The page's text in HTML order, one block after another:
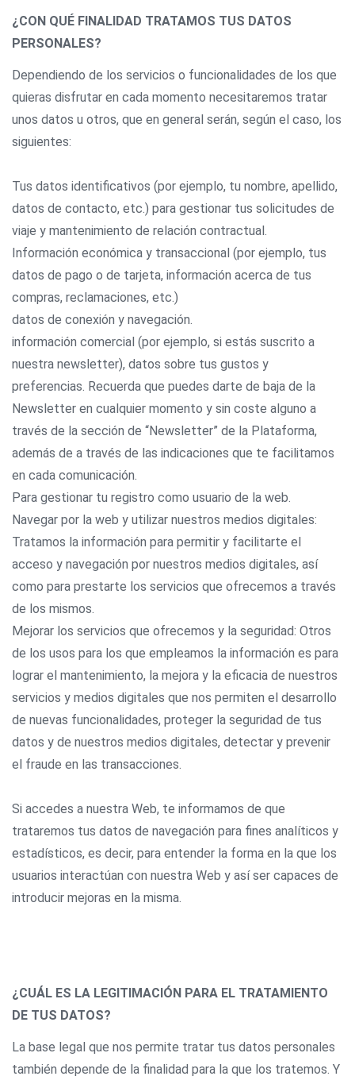
¿CON QUÉ FINALIDAD TRATAMOS TUS DATOS
PERSONALES?
Dependiendo de los servicios o funcionalidades de los que
quieras disfrutar en cada momento necesitaremos tratar
unos datos u otros, que en general serán, según el caso, los
siguientes:
Tus datos identificativos (por ejemplo, tu nombre, apellido,
datos de contacto, etc.) para gestionar tus solicitudes de
viaje y mantenimiento de relación contractual.
Información económica y transaccional (por ejemplo, tus
datos de pago o de tarjeta, información acerca de tus
compras, reclamaciones, etc.)
datos de conexión y navegación.
información comercial (por ejemplo, si estás suscrito a
nuestra newsletter), datos sobre tus gustos y
preferencias. Recuerda que puedes darte de baja de la
Newsletter en cualquier momento y sin coste alguno a
través de la sección de “Newsletter” de la Plataforma,
además de a través de las indicaciones que te facilitamos
en cada comunicación.
Para gestionar tu registro como usuario de la web.
Navegar por la web y utilizar nuestros medios digitales:
Tratamos la información para permitir y facilitarte el
acceso y navegación por nuestros medios digitales, así
como para prestarte los servicios que ofrecemos a través
de los mismos.
Mejorar los servicios que ofrecemos y la seguridad: Otros
de los usos para los que empleamos la información es para
lograr el mantenimiento, la mejora y la eficacia de nuestros
servicios y medios digitales que nos permiten el desarrollo
de nuevas funcionalidades, proteger la seguridad de tus
datos y de nuestros medios digitales, detectar y prevenir
el fraude en las transacciones.
Si accedes a nuestra Web, te informamos de que
trataremos tus datos de navegación para fines analíticos y
estadísticos, es decir, para entender la forma en la que los
usuarios interactúan con nuestra Web y así ser capaces de
introducir mejoras en la misma.
¿CUÁL ES LA LEGITIMACIÓN PARA EL TRATAMIENTO
DE TUS DATOS?
La base legal que nos permite tratar tus datos personales
también depende de la finalidad para la que los tratemos. Y